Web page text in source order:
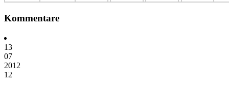
Kommentare
13
07
2012
12